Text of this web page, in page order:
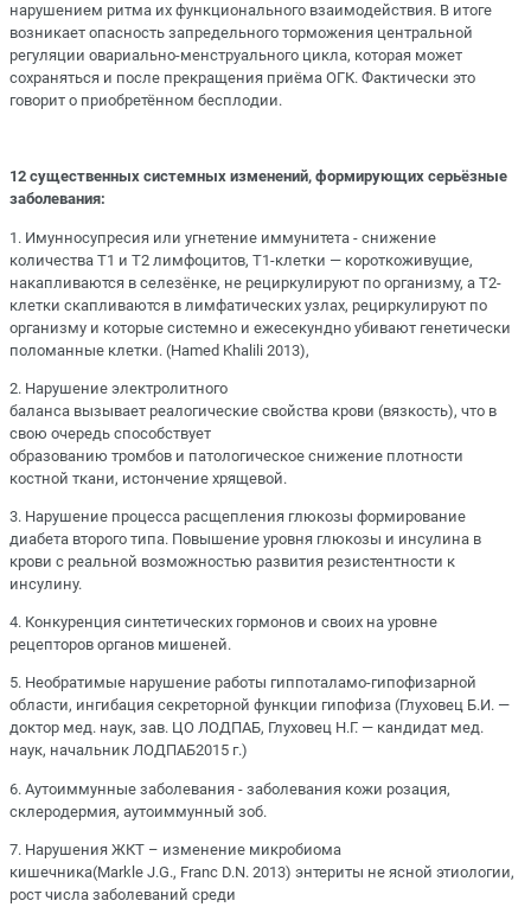
нарушением ритма их функционального взаимодействия. В итоге
возникает опасность запредельного торможения центральной
регуляции овариально-менструального цикла, которая может
сохраняться и после прекращения приёма ОГК. Фактически это
говорит о приобретённом бесплодии.
12 существенных системных изменений, формирующих серьёзные
заболевания:
1. Имунносупресия или угнетение иммунитета - снижение
количества Т1 и Т2 лимфоцитов, Т1-клетки — короткоживущие,
накапливаются в селезёнке, не рециркулируют по организму, а Т2-
клетки скапливаются в лимфатических узлах, рециркулируют по
организму и которые системно и ежесекундно убивают генетически
поломанные клетки. (Hamed Khalili 2013),
2. Нарушение электролитного
баланса вызывает реалогические свойства крови (вязкость), что в
свою очередь способствует
образованию тромбов и патологическое снижение плотности
костной ткани, истончение хрящевой.
3. Нарушение процесса расщепления глюкозы формирование
диабета второго типа. Повышение уровня глюкозы и инсулина в
крови с реальной возможностью развития резистентности к
инсулину.
4. Конкуренция синтетических гормонов и своих на уровне
рецепторов органов мишеней.
5. Необратимые нарушение работы гиппоталамо-гипофизарной
области, ингибация секреторной функции гипофиза (Глуховец Б.И. —
доктор мед. наук, зав. ЦО ЛОДПАБ, Глуховец Н.Г. — кандидат мед.
наук, начальник ЛОДПАБ2015 г.)
6. Аутоиммунные заболевания - заболевания кожи розация,
склеродермия, аутоиммунный зоб.
7. Нарушения ЖКТ – изменение микробиома
кишечника(Мarkle J.G., Franc D.N. 2013) энтериты не ясной этиологии,
рост числа заболеваний среди